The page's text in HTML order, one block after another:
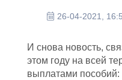
26-04-2021,
И снова новость,
этом году на всей
выплатами